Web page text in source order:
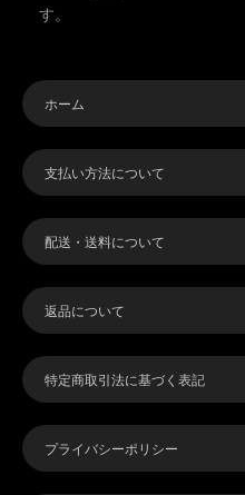
す。
ホーム
支払い方法について
配送・送料について
返品について
特定商取引法に基づく表記
プライバシーポリシー